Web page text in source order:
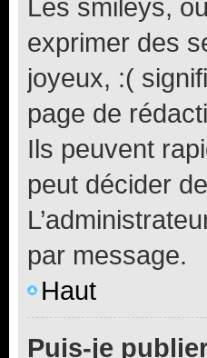
Les smileys,
exprimer des
joyeux, :(
page de
Ils peuvent
peut décider
par message.
Haut
Puis-je